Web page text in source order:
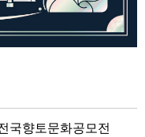
국향토문화공모전